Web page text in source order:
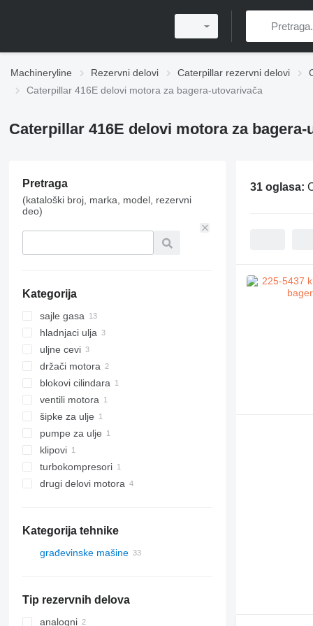
Machineryline Rezervni delovi Caterpillar rezervni delovi
Caterpillar 416E delovi motora za bagerа-utovarivačа
Caterpillar 416E delovi motora za bagerа-
Pretraga
(kataloški broj, marka, model, rezervni
deo)
Kategorija
sajle gasa
hladnjaci ulja
uljne cevi
držači motora
blokovi cilindara
ventili motora
šipke za ulje
pumpe za ulje
klipovi
turbokompresori
drugi delovi motora
Kategorija tehnike
građevinske mašine
rovokopači
Tip rezervnih delova
analogni
31 oglasa: